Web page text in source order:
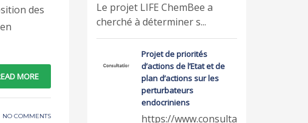
des
MORE
NO COMMENTS
Le projet LIFE ChemBee a
cherché à déterminer s...
Projet de priorités
d’actions de l’Etat et de
plan d’actions sur les
perturbateurs
endocriniens
https://www.consultations-